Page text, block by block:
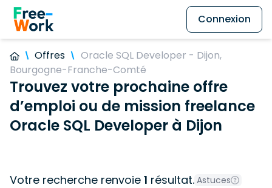
Connexion
Offres
Oracle SQL Developer - Dijon,
Bourgogne-Franche-Comté
Trouvez votre prochaine offre
d’emploi ou de mission freelance
Oracle SQL Developer à Dijon
Votre recherche renvoie 1 résultat. Astuces